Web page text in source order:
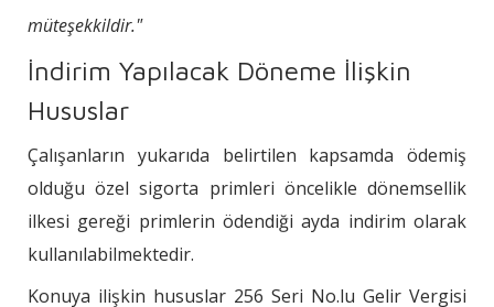
müteşekkildir."
İndirim Yapılacak Döneme İlişkin
Hususlar
Çalışanların yukarıda belirtilen kapsamda ödemiş
olduğu özel sigorta primleri öncelikle dönemsellik
ilkesi gereği primlerin ödendiği ayda indirim olarak
kullanılabilmektedir.
Konuya ilişkin hususlar 256 Seri No.lu Gelir Vergisi